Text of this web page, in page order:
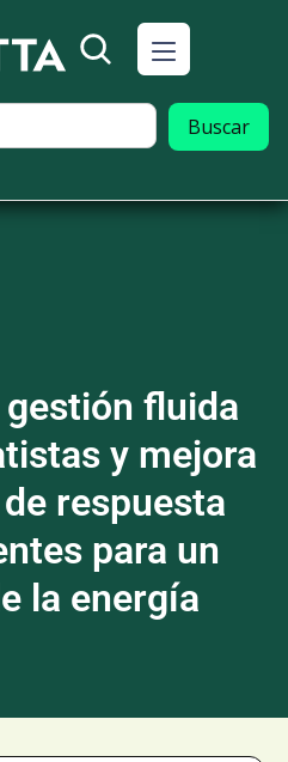
fluida
y mejora
respuesta
para un
la energía